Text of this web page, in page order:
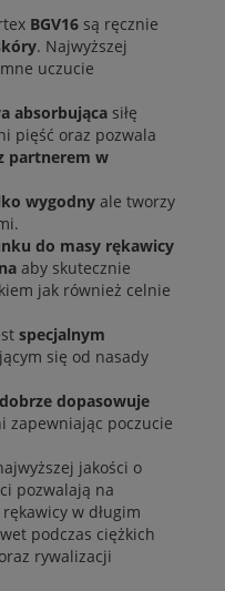
BGV16 są ręcznie
. Najwyższej
uczucie
absorbująca siłę
pięść oraz pozwala
partnerem w
wygodny ale tworzy
do masy rękawicy
aby skutecznie
jak również celnie
specjalnym
się od nasady
dopasowuje
zapewniając poczucie
jakości o
pozwalają na
w długim
podczas ciężkich
rywalizacji